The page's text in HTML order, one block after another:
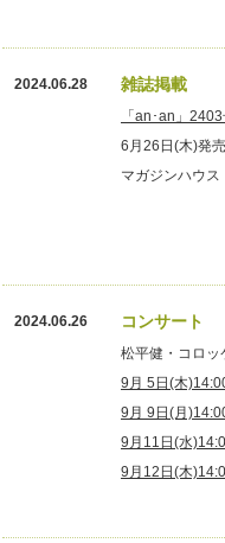
2024.06.28 雑誌掲載
「an･an」
6月26日(木)
マガジンハウス
2024.06.26 コンサート
松平健・コロッ
9月 5日(木
9月 9日(月
9月11日(水
9月12日(木